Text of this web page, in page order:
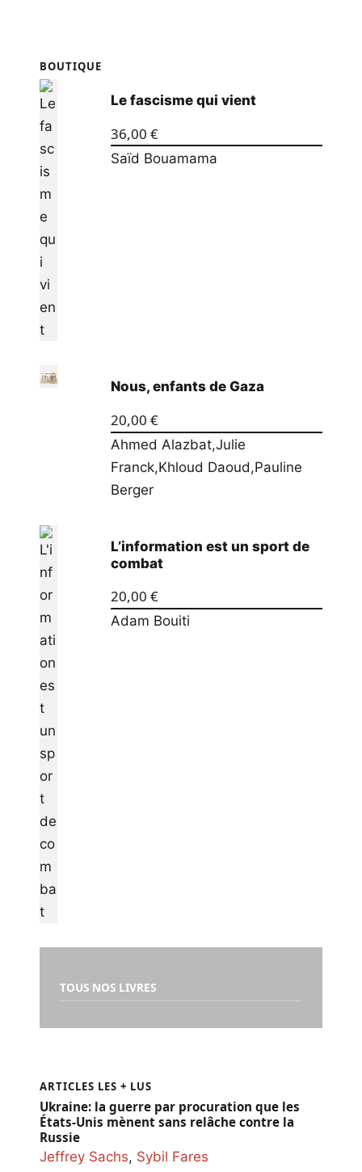
BOUTIQUE
Le fascisme qui vient
36,00 €
Saïd Bouamama
Nous, enfants de Gaza
20,00 €
Ahmed Alazbat,Julie
Franck,Khloud Daoud,Pauline
Berger
L’information est un sport de
combat
20,00 €
Adam Bouiti
TOUS NOS LIVRES
ARTICLES LES + LUS
Ukraine: la guerre par procuration que les
États-Unis mènent sans relâche contre la
Russie
Jeffrey Sachs, Sybil Fares